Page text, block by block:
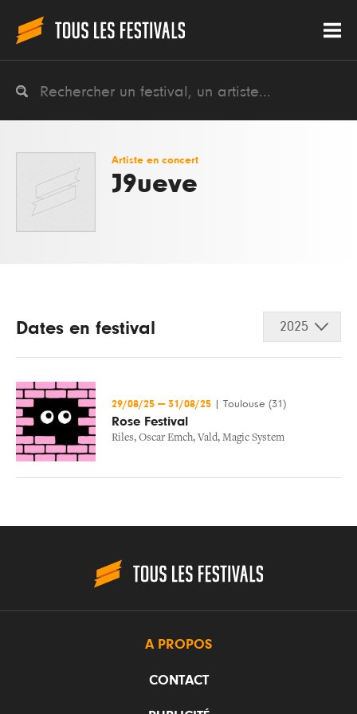
Artiste en concert
J9ueve
Dates en festival 2025
29/08/25 — 31/08/25 Toulouse (31)
Rose Festival
Riles, Oscar Emch, Vald, Magic System
A PROPOS
CONTACT